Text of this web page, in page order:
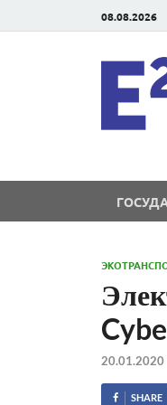
08.08.2026
20.01.2020
SHARE